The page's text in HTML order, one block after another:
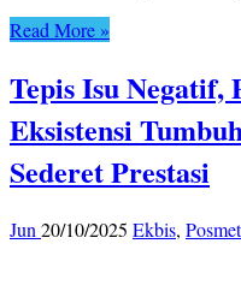
Read More »
Tepis Isu Negatif,
Eksistensi
Sederet Prestasi
Jun 20/10/2025 Ekbis,